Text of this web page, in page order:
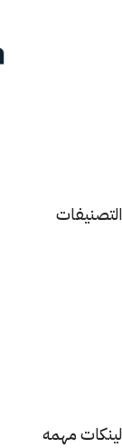
التصنيفات
لينكات مهمه